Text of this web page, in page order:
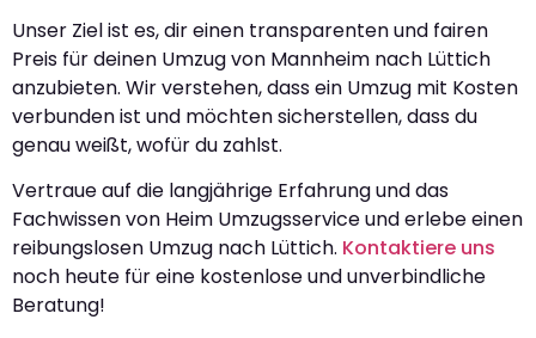
Unser Ziel ist es, dir einen transparenten und fairen
Preis für deinen Umzug von Mannheim nach Lüttich
anzubieten. Wir verstehen, dass ein Umzug mit Kosten
verbunden ist und möchten sicherstellen, dass du
genau weißt, wofür du zahlst.
Vertraue auf die langjährige Erfahrung und das
Fachwissen von Heim Umzugsservice und erlebe einen
reibungslosen Umzug nach Lüttich. Kontaktiere uns
noch heute für eine kostenlose und unverbindliche
Beratung!